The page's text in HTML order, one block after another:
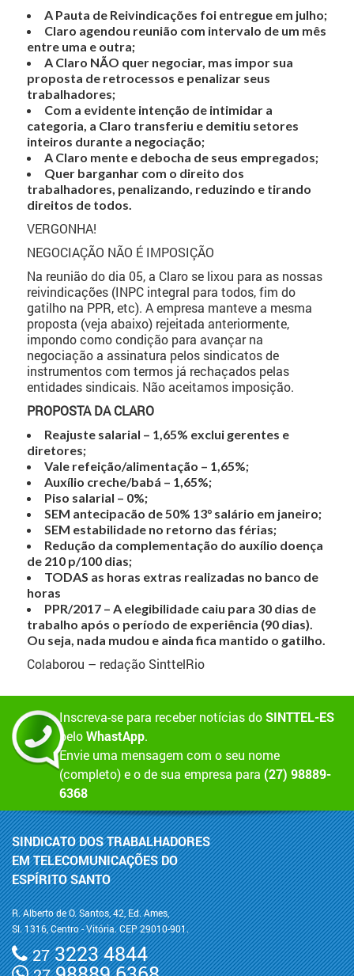
A Pauta de Reivindicações foi entregue em julho;
Claro agendou reunião com intervalo de um mês
entre uma e outra;
A Claro NÃO quer negociar, mas impor sua
proposta de retrocessos e penalizar seus
trabalhadores;
Com a evidente intenção de intimidar a
categoria, a Claro transferiu e demitiu setores
inteiros durante a negociação;
A Claro mente e debocha de seus empregados;
Quer barganhar com o direito dos
trabalhadores, penalizando, reduzindo e tirando
direitos de todos.
VERGONHA!
NEGOCIAÇÃO NÃO É IMPOSIÇÃO
Na reunião do dia 05, a Claro se lixou para as nossas
reivindicações (INPC integral para todos, fim do
gatilho na PPR, etc). A empresa manteve a mesma
proposta (veja abaixo) rejeitada anteriormente,
impondo como condição para avançar na
negociação a assinatura pelos sindicatos de
instrumentos com termos já rechaçados pelas
entidades sindicais. Não aceitamos imposição.
PROPOSTA DA CLARO
Reajuste salarial – 1,65% exclui gerentes e
diretores;
Vale refeição/alimentação – 1,65%;
Auxílio creche/babá – 1,65%;
Piso salarial – 0%;
SEM antecipacão de 50% 13° salário em janeiro;
SEM estabilidade no retorno das férias;
Redução da complementação do auxílio doença
de 210 p/100 dias;
TODAS as horas extras realizadas no banco de
horas
PPR/2017 – A elegibilidade caiu para 30 dias de
trabalho após o período de experiência (90 dias).
Ou seja, nada mudou e ainda fica mantido o gatilho.
Colaborou – redação SinttelRio
Inscreva-se para receber notícias doSINTTEL-ES
peloWhastApp.
Envie uma mensagem com o seu nome
(completo) e o de sua empresa para (27) 98889-
6368
SINDICATO DOS TRABALHADORES
EM TELECOMUNICAÇÕES DO
ESPÍRITO SANTO
R. Alberto de O. Santos, 42, Ed. Ames,
Sl. 1316, Centro - Vitória. CEP 29010-901.
273223 4844